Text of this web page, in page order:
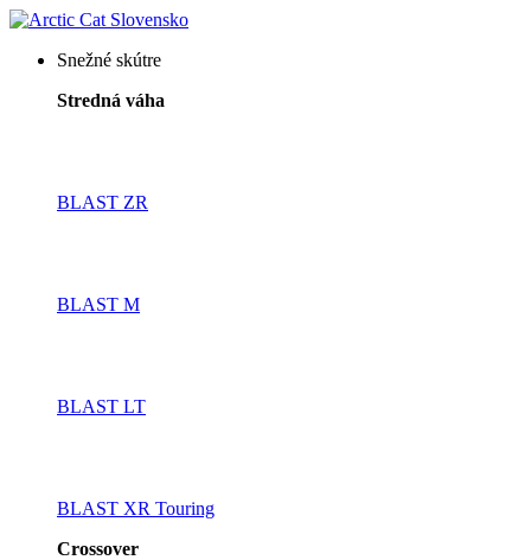
Snežné skútre
Stredná váha
BLAST ZR
BLAST M
BLAST LT
BLAST XR Touring
Crossover